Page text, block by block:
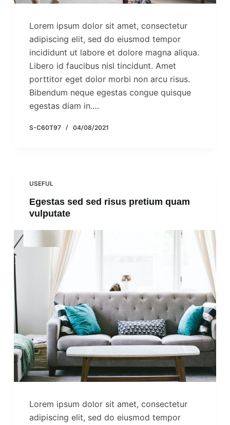
Lorem ipsum dolor sit amet, consectetur
adipiscing elit, sed do eiusmod tempor
incididunt ut labore et dolore magna aliqua.
Libero id faucibus nisl tincidunt. Amet
porttitor eget dolor morbi non arcu risus.
Bibendum neque egestas congue quisque
egestas diam in.…
S-C60T97 04/08/2021
USEFUL
Egestas sed sed risus pretium quam
vulputate
Lorem ipsum dolor sit amet, consectetur
adipiscing elit, sed do eiusmod tempor